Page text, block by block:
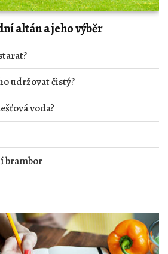
altán a jeho výběr
udržovat čistý?
voda?
brambor